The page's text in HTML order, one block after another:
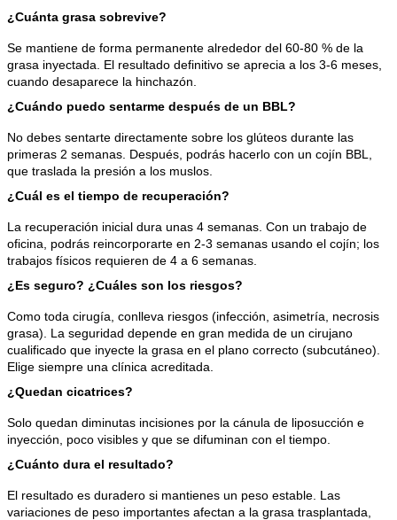
¿Cuánta grasa sobrevive?
Se mantiene de forma permanente alrededor del 60-80 % de la
grasa inyectada. El resultado definitivo se aprecia a los 3-6 meses,
cuando desaparece la hinchazón.
¿Cuándo puedo sentarme después de un BBL?
No debes sentarte directamente sobre los glúteos durante las
primeras 2 semanas. Después, podrás hacerlo con un cojín BBL,
que traslada la presión a los muslos.
¿Cuál es el tiempo de recuperación?
La recuperación inicial dura unas 4 semanas. Con un trabajo de
oficina, podrás reincorporarte en 2-3 semanas usando el cojín; los
trabajos físicos requieren de 4 a 6 semanas.
¿Es seguro? ¿Cuáles son los riesgos?
Como toda cirugía, conlleva riesgos (infección, asimetría, necrosis
grasa). La seguridad depende en gran medida de un cirujano
cualificado que inyecte la grasa en el plano correcto (subcutáneo).
Elige siempre una clínica acreditada.
¿Quedan cicatrices?
Solo quedan diminutas incisiones por la cánula de liposucción e
inyección, poco visibles y que se difuminan con el tiempo.
¿Cuánto dura el resultado?
El resultado es duradero si mantienes un peso estable. Las
variaciones de peso importantes afectan a la grasa trasplantada,